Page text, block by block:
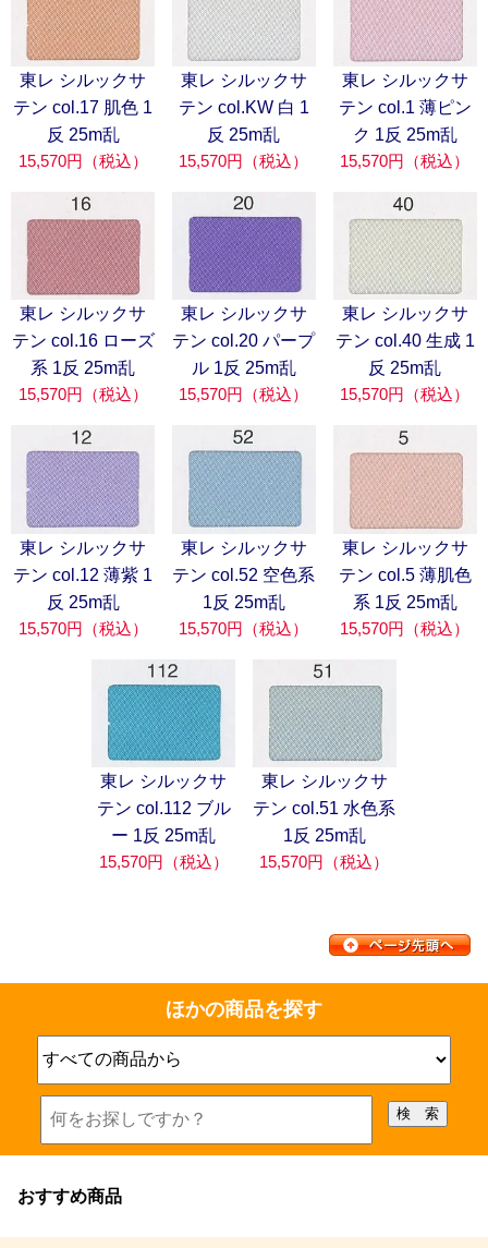
東レ シルックサ
テン col.17 肌色 1
反 25m乱
15,570円（税込）
東レ シルックサ
テン col.KW 白 1
反 25m乱
15,570円（税込）
東レ シルックサ
テン col.1 薄ピン
ク 1反 25m乱
15,570円（税込）
東レ シルックサ
テン col.16 ローズ
系 1反 25m乱
15,570円（税込）
東レ シルックサ
テン col.20 パープ
ル 1反 25m乱
15,570円（税込）
東レ シルックサ
テン col.40 生成 1
反 25m乱
15,570円（税込）
東レ シルックサ
テン col.12 薄紫 1
反 25m乱
15,570円（税込）
東レ シルックサ
テン col.52 空色系
1反 25m乱
15,570円（税込）
東レ シルックサ
テン col.5 薄肌色
系 1反 25m乱
15,570円（税込）
東レ シルックサ
テン col.112 ブル
ー 1反 25m乱
15,570円（税込）
東レ シルックサ
テン col.51 水色系
1反 25m乱
15,570円（税込）
ほかの商品を探す
おすすめ商品